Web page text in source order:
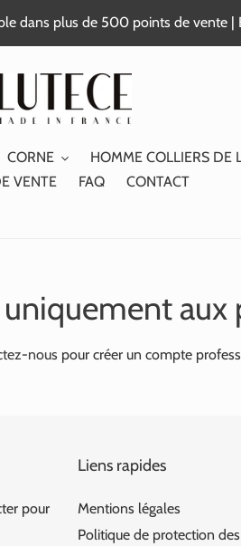
dans plus de 500 points de vente |
CORNE HOMME COLLIERS DE
VENTE
FAQ CONTACT
aux
nous pour créer un compte
pour
Liens rapides
Mentions légales
Politique de protection des